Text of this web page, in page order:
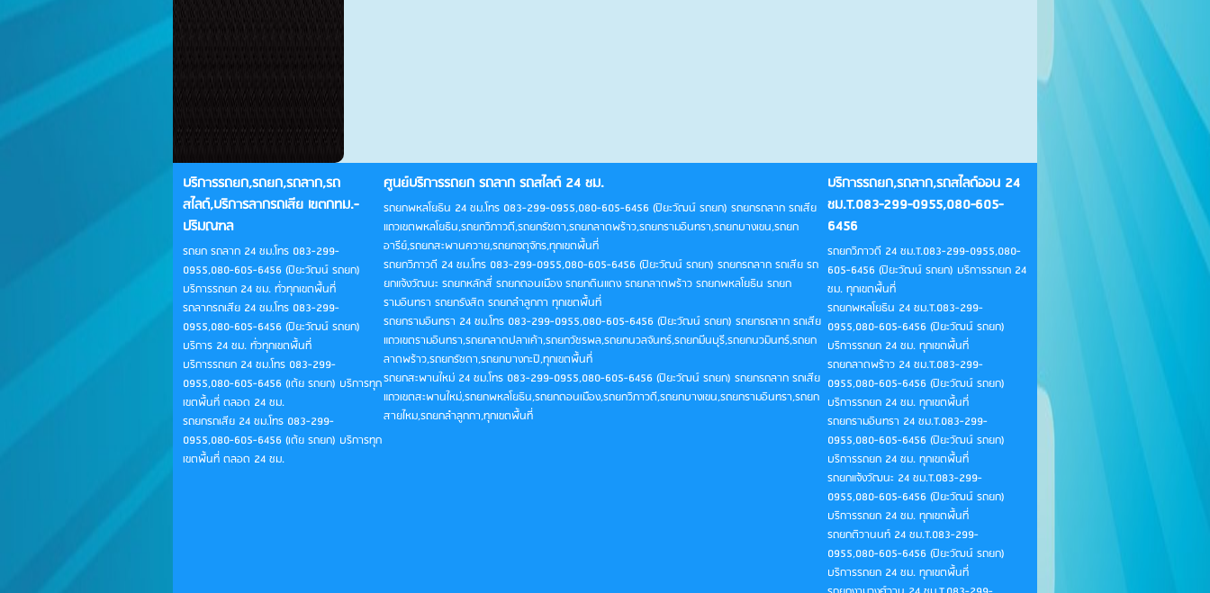
บริการรถยก,รถยก,รถลาก,รถ
สไลด์,บริการลากรถเสีย เขตกทม.-
ปริมณฑล
รถยก รถลาก 24 ชม.โทร 083-299-
0955,080-605-6456 (ปิยะวัฒน์ รถยก)
บริการรถยก 24 ชม. ทั่วทุกเขตพื้นที่
รถลากรถเสีย 24 ชม.โทร 083-299-
0955,080-605-6456 (ปิยะวัฒน์ รถยก)
บริการ 24 ชม. ทั่วทุกเขตพื้นที่
บริการรถยก 24 ชม.โทร 083-299-
0955,080-605-6456 (เต้ย รถยก) บริการทุก
เขตพื้นที่ ตลอด 24 ชม.
รถยกรถเสีย 24 ชม.โทร 083-299-
0955,080-605-6456 (เต้ย รถยก) บริการทุก
เขตพื้นที่ ตลอด 24 ชม.
ศูนย์บริการรถยก รถลาก รถสไลด์ 24 ชม.
รถยกพหลโยธิน 24 ชม.โทร 083-299-0955,080-605-6456 (ปิยะวัฒน์ รถยก) รถยกรถลาก รถเสีย
แถวเขตพหลโยธิน,รถยกวิภาวดี,รถยกรัชดา,รถยกลาดพร้าว,รถยกรามอินทรา,รถยกบางเขน,รถยก
อารีย์,รถยกสะพานควาย,รถยกจตุจักร,ทุกเขตพื้นที่
รถยกวิภาวดี 24 ชม.โทร 083-299-0955,080-605-6456 (ปิยะวัฒน์ รถยก) รถยกรถลาก รถเสีย รถ
ยกแจ้งวัฒนะ รถยกหลักสี่ รถยกดอนเมือง รถยกดินแดง รถยกลาดพร้าว รถยกพหลโยธิน รถยก
รามอินทรา รถยกรังสิต รถยกลำลูกกา ทุกเขตพื้นที่
รถยกรามอินทรา 24 ชม.โทร 083-299-0955,080-605-6456 (ปิยะวัฒน์ รถยก) รถยกรถลาก รถเสีย
แถวเขตรามอินทรา,รถยกลาดปลาเค้า,รถยกวัชรพล,รถยกนวลจันทร์,รถยกมีนบุรี,รถยกนวมินทร์,รถยก
ลาดพร้าว,รถยกรัชดา,รถยกบางกะปิ,ทุกเขตพื้นที่
รถยกสะพานใหม่ 24 ชม.โทร 083-299-0955,080-605-6456 (ปิยะวัฒน์ รถยก) รถยกรถลาก รถเสีย
แถวเขตสะพานใหม่,รถยกพหลโยธิน,รถยกดอนเมือง,รถยกวิภาวดี,รถยกบางเขน,รถยกรามอินทรา,รถยก
สายไหม,รถยกลำลูกกา,ทุกเขตพื้นที่
บริการรถยก,รถลาก,รถสไลด์ออน 24
ชม.T.083-299-0955,080-605-
6456
รถยกวิภาวดี 24 ชม.T.083-299-0955,080-
605-6456 (ปิยะวัฒน์ รถยก) บริการรถยก 24
ชม. ทุกเขตพื้นที่
รถยกพหลโยธิน 24 ชม.T.083-299-
0955,080-605-6456 (ปิยะวัฒน์ รถยก)
บริการรถยก 24 ชม. ทุกเขตพื้นที่
รถยกลาดพร้าว 24 ชม.T.083-299-
0955,080-605-6456 (ปิยะวัฒน์ รถยก)
บริการรถยก 24 ชม. ทุกเขตพื้นที่
รถยกรามอินทรา 24 ชม.T.083-299-
0955,080-605-6456 (ปิยะวัฒน์ รถยก)
บริการรถยก 24 ชม. ทุกเขตพื้นที่
รถยกแจ้งวัฒนะ 24 ชม.T.083-299-
0955,080-605-6456 (ปิยะวัฒน์ รถยก)
บริการรถยก 24 ชม. ทุกเขตพื้นที่
รถยกติวานนท์ 24 ชม.T.083-299-
0955,080-605-6456 (ปิยะวัฒน์ รถยก)
บริการรถยก 24 ชม. ทุกเขตพื้นที่